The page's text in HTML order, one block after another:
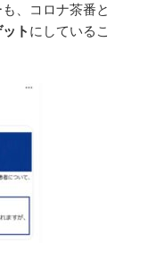
、コロナ茶番と
ト にしているこ